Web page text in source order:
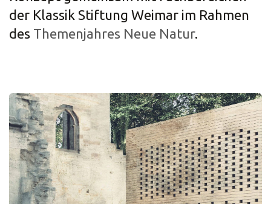
der Klassik Stiftung Weimar im Rahmen
des Themenjahres Neue Natur.